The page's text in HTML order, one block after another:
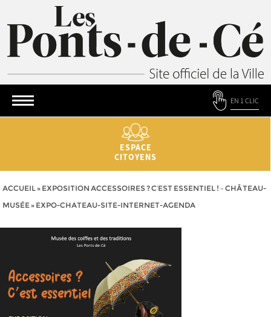
EN 1 CLIC
ESPACE
CITOYENS
ACCUEIL» EXPOSITION ACCESSOIRES ? C‘EST ESSENTIEL ! – CHÂTEAU-
MUSÉE» EXPO-CHATEAU-SITE-INTERNET-AGENDA